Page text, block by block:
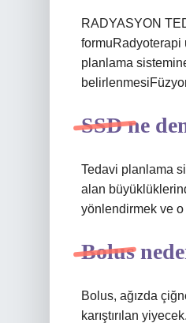
RADYASYON
formuRadyoterapi
planlama
SSD ne
Tedavi planlama
alan
yönlendirmek ve o
Bolus
Bolus, ağızda
karıştırılan yiyecek.